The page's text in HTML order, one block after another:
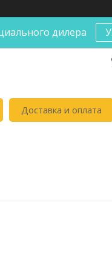
дилера
Доставка и оплата